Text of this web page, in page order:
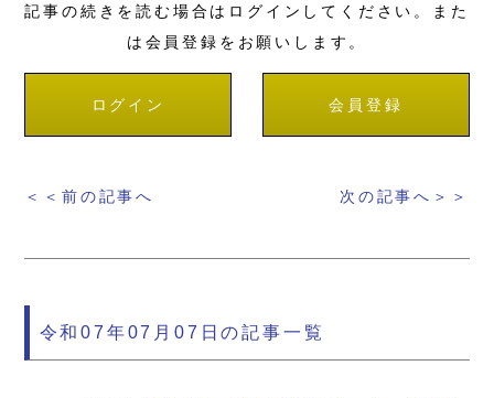
記事の続きを読む場合はログインしてください。また
は会員登録をお願いします。
ログイン 会員登録
＜＜前の記事へ 次の記事へ＞＞
令和07年07月07日の記事一覧